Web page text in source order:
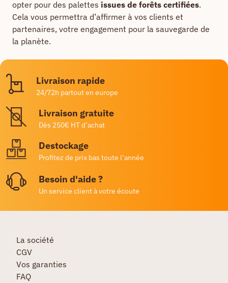
opter pour des palettes issues de forêts certifiées.
Cela vous permettra d’affirmer à vos clients et
partenaires, votre engagement pour la sauvegarde de
la planète.
Livraison rapide
24/72h partout en europe
Livraison gratuite
Dès 250€ HT d’achat
Destockage
Profitez de prix bas toute l’année
Besoin d'aide ?
Un service client à votre écoute
La société
CGV
Vos garanties
FAQ